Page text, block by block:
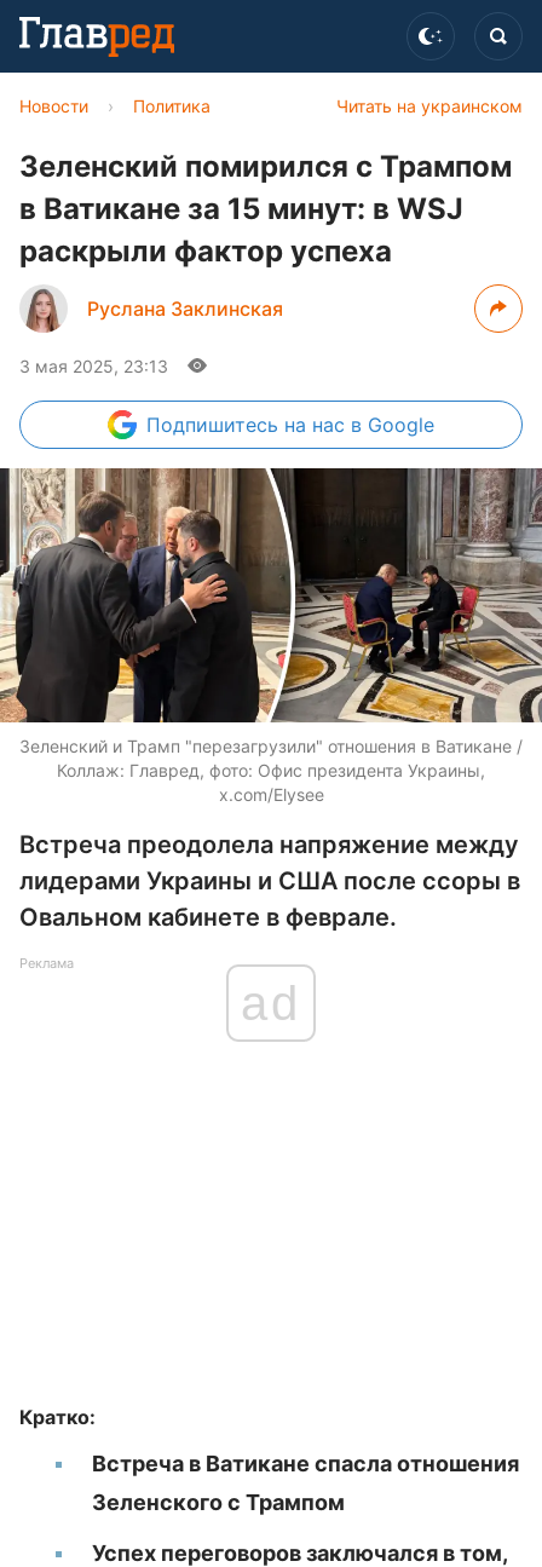
Читать на украинском
Новости › Политика
Зеленский помирился с Трампом
в Ватикане за 15 минут: в WSJ
раскрыли фактор успеха
Руслана Заклинская
3 мая 2025, 23:13
Подпишитесь на нас в Google
Зеленский и Трамп "перезагрузили" отношения в Ватикане /
Коллаж: Главред, фото: Офис президента Украины,
x.com/Elysee
Встреча преодолела напряжение между
лидерами Украины и США после ссоры в
Овальном кабинете в феврале.
Реклама
ad
Кратко:
Встреча в Ватикане спасла отношения
Зеленского с Трампом
Успех переговоров заключался в том,